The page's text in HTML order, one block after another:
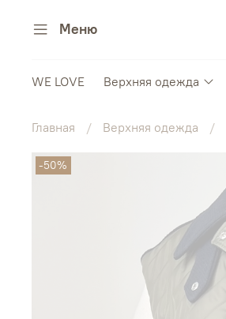
Меню
WE LOVE Верхняя одежда
Главная Верхняя одежда
-50%